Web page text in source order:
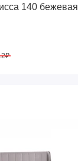
140 бежевая